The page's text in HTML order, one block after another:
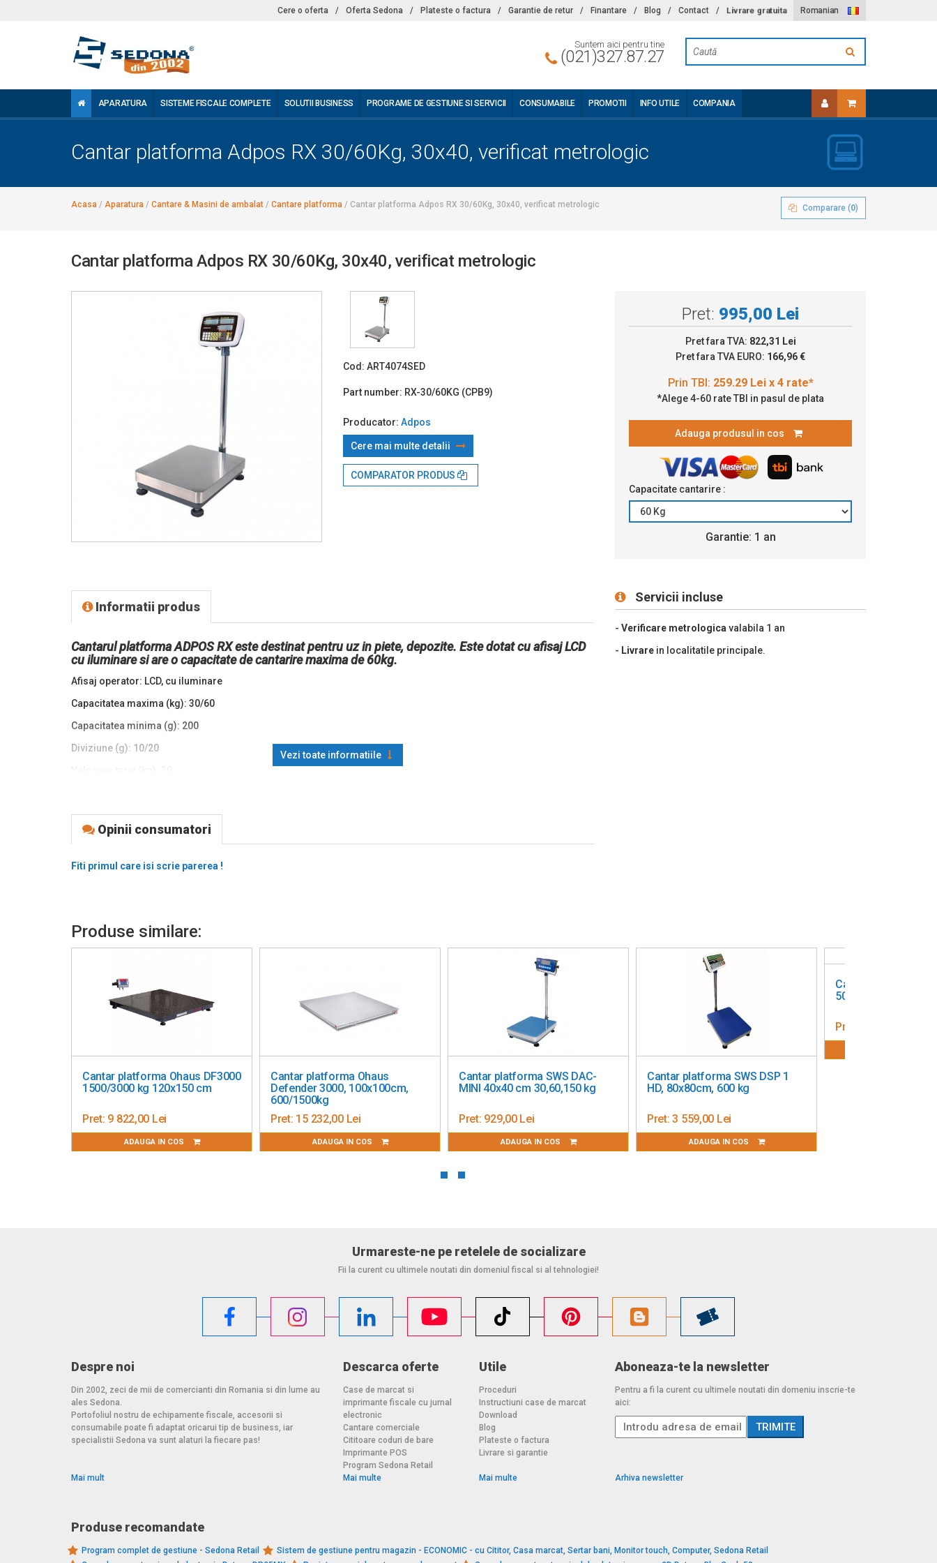
Romanian
Cere o oferta / Oferta Sedona / Plateste o factura / Garantie de retur / Finantare / Blog / Contact / Livrare gratuita
Suntem aici pentru tine
(021)327.87.27
APARATURA SISTEME FISCALE COMPLETE SOLUTII BUSINESS PROGRAME DE GESTIUNE SI SERVICII CONSUMABILE PROMOTII INFO UTILE COMPANIA
Cantar platforma Adpos RX 30/60Kg, 30x40, verificat metrologic
Acasa / Aparatura / Cantare & Masini de ambalat / Cantare platforma / Cantar platforma Adpos RX 30/60Kg, 30x40, verificat metrologic Comparare (0)
Cantar platforma Adpos RX 30/60Kg, 30x40, verificat metrologic
Cod: ART4074SED
Part number: RX-30/60KG (CPB9)
Producator: Adpos
Cere mai multe detalii
COMPARATOR PRODUS
Pret: 995,00 Lei
Pret fara TVA: 822,31 Lei
Pret fara TVA EURO: 166,96 €
*Alege 4-60 rate TBI in pasul de plata
Adauga produsul in cos
Capacitate cantarire :
Garantie: 1 an
Informatii produs
Cantarul platforma ADPOS RX este destinat pentru uz in piete, depozite. Este dotat cu afisaj LCD
cu iluminare si are o capacitate de cantarire maxima de 60kg.
Afisaj operator: LCD, cu iluminare
Capacitatea maxima (kg): 30/60
Capacitatea minima (g): 200
Diviziune (g): 10/20
Material platan: Otel inoxidabil
Interfete si porturi: nu are
Interfete de conectare
Temperatura de operare (°C): -10+40
Cantarul este omologat, avizat metrologic (12 luni)
Vezi toate informatiile
Opinii consumatori
Fiti primul care isi scrie parerea !
Servicii incluse
- Verificare metrologica valabila 1 an
- Livrare in localitatile principale.
Produse similare:
Cantar platforma Ohaus DF3000
1500/3000 kg 120x150 cm
Pret: 9 822,00 Lei
ADAUGA IN COS
Cantar platforma Ohaus
Defender 3000, 100x100cm,
600/1500kg
Pret: 15 232,00 Lei
ADAUGA IN COS
Cantar platforma SWS DAC-
MINI 40x40 cm 30,60,150 kg
Pret: 929,00 Lei
ADAUGA IN COS
Cantar platforma SWS DSP 1
HD, 80x80cm, 600 kg
Pret: 3 559,00 Lei
ADAUGA IN COS
Cantar platforma
50x60cm - 300 kg
Pret:
Urmareste-ne pe retelele de socializare
Fii la curent cu ultimele noutati din domeniul fiscal si al tehnologiei!
Despre noi
Din 2002, zeci de mii de comercianti din Romania si din lume au
ales Sedona.
Portofoliul nostru de echipamente fiscale, accesorii si
consumabile poate fi adaptat oricarui tip de business, iar
specialistii Sedona va sunt alaturi la fiecare pas!
Mai mult
Descarca oferte
Case de marcat si
imprimante fiscale cu jurnal
electronic
Cantare comerciale
Cititoare coduri de bare
Imprimante POS
Program Sedona Retail
Mai multe
Utile
Proceduri
Instructiuni case de marcat
Download
Blog
Plateste o factura
Livrare si garantie
Mai multe
Aboneaza-te la newsletter
Pentru a fi la curent cu ultimele noutati din domeniu inscrie-te
aici:
Arhiva newsletter
Produse recomandate
Program complet de gestiune - Sedona Retail
Sistem de gestiune pentru magazin - ECONOMIC - cu Cititor, Casa marcat, Sertar bani, Monitor touch, Computer, Sedona Retail